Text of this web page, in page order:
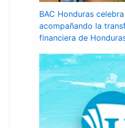
BAC Honduras
acompañando la
financiera de